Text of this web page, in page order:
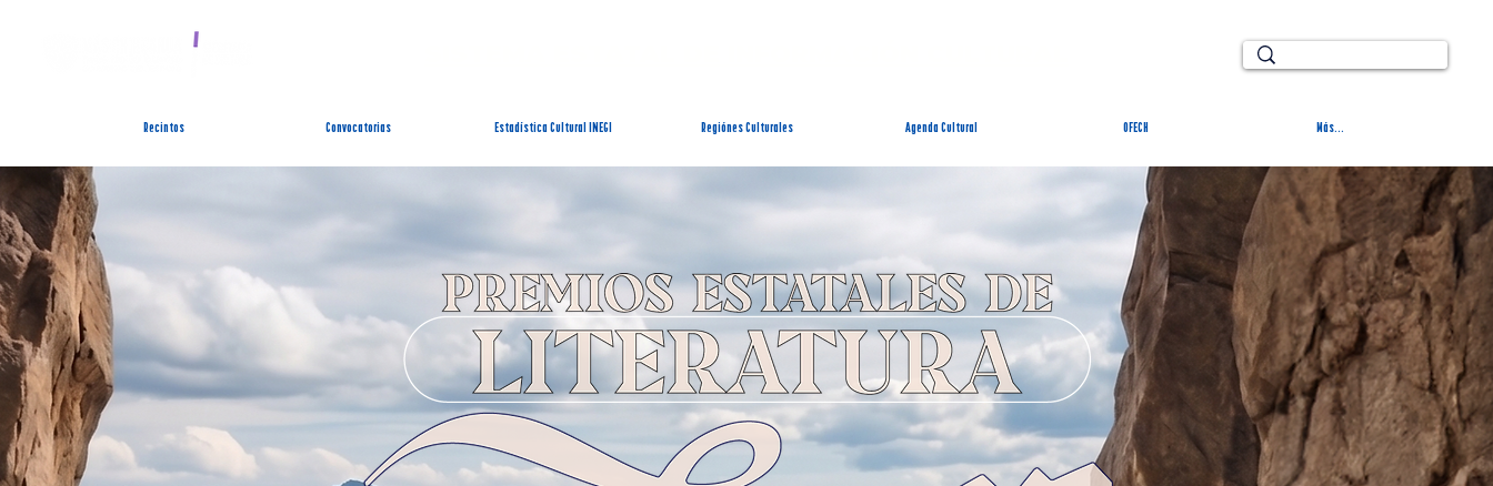
Recintos Convocatorias Estadística Cultural INEGI Regiónes Culturales Agenda Cultural OFECH Más...